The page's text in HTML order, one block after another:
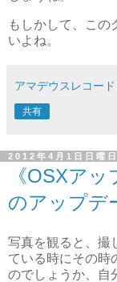
もしかして、この
いよね。
アマデウスレコード
共有
2012年4月1日日曜日
《OSXア
のアップデ
写真を観ると、撮
ている時にその時
のでしょうか、自